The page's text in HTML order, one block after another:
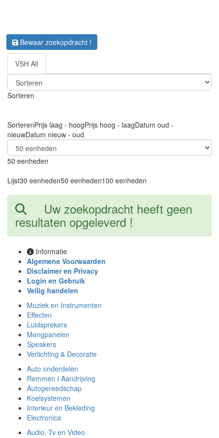
Bewaar zoekopdracht !
VSH All
Sorteren
SorterenPrijs laag - hoogPrijs hoog - laagDatum oud -
nieuwDatum nieuw - oud
50 eenheden
Lijst30 eenheden50 eenheden100 eenheden
Uw zoekopdracht heeft geen
resultaten opgeleverd !
Informatie
Algemene Voorwaarden
Disclaimer en Privacy
Login en Gebruik
Veilig handelen
Muziek en Instrumenten
Effecten
Luidsprekers
Mengpanelen
Speakers
Verlichting & Decoratie
Auto onderdelen
Remmen I Aandrijving
Autogereedschap
Koelsystemen
Interieur en Bekleding
Electronica
Audio, Tv en Video